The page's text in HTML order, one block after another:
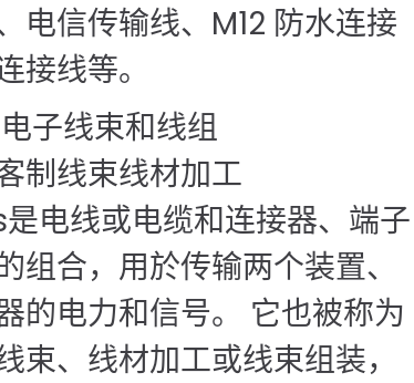
电信传输线、M12 防水连接
接线等。
子线束和线组
制线束线材加工
电线或电缆和连接器、端子
组合，用於传输两个装置、
的电力和信号。 它也被称为
束、线材加工或线束组装，